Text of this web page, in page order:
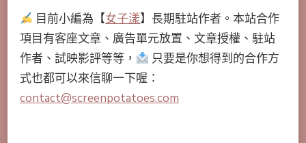
目前小編為【女子漾】長期駐站作者。本站合作
項目有客座文章、廣告單元放置、文章授權、駐站
作者、試映影評等等，
只要是你想得到的合作方
式也都可以來信聊一下喔：
contact@screenpotatoes.com